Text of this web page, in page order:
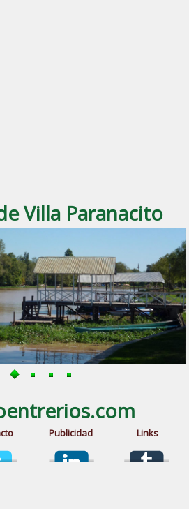
Villa Paranacito
Publicidad Links